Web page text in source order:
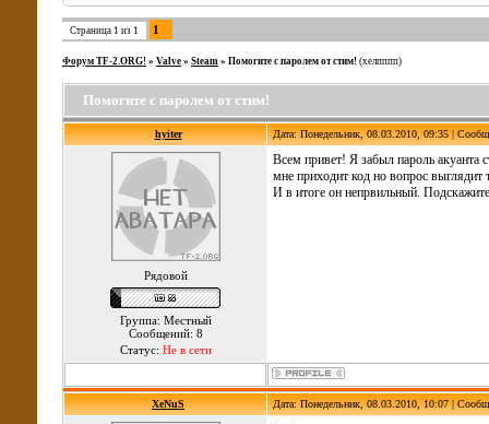
Страница 1 из 1 1
Форум TF-2.ORG! » Valve » Steam » Помогите с паролем от стим! (хелпппп)
Помогите с паролем от стим!
hyiter Дата: Понедельник, 08.03.2010, 09:35 |
Рядовой
Группа: Местный
Сообщений: 8
Статус: Не в сети
Всем привет! Я забыл пароль акуанта
мне приходит код но вопрос
И в итоге он непрвильный. Подскажите
XeNuS Дата: Понедельник, 08.03.2010, 10:07 |